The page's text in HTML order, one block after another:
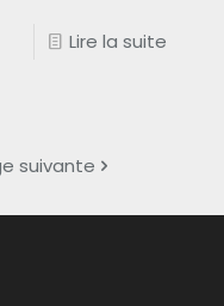
Lire la suite
suivante